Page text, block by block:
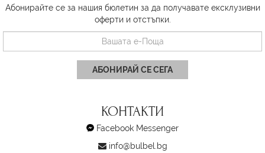
Абонирайте се за нашия бюлетин за да получавате ексклузивни
оферти и отстъпки.
АБОНИРАЙ СЕ СЕГА
КОНТАКТИ
Facebook Messenger
info@bulbel.bg